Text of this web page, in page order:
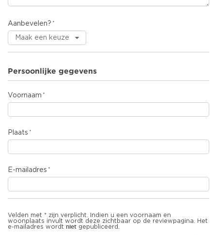
Aanbevelen?
Persoonlijke gegevens
Voornaam
Plaats
E-mailadres
Velden met * zijn verplicht. Indien u een voornaam en
woonplaats invult wordt deze zichtbaar op de reviewpagina. Het
e-mailadres wordt niet gepubliceerd.